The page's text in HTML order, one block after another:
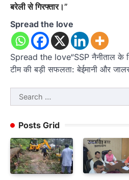
बरेली से गिरफ्तार।”
Spread the love
Spread the love“SSP नैनीताल के
टीम की बड़ी सफलता: बेईमानी और
Search
for:
Posts Grid